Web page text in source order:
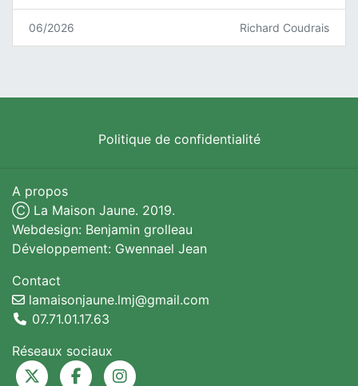
06/2026 Richard Coudrais
Politique de confidentialité
A propos
Ⓒ La Maison Jaune. 2019.
Webdesign: Benjamin grolleau
Développement: Gwennael Jean
Contact
lamaisonjaune.lmj@gmail.com
07.71.01.17.63
Réseaux sociaux